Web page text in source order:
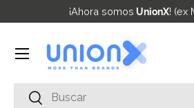
Ir al contenido
¡Ahora somos UnionX! (ex
BuscarBuscar
Menú